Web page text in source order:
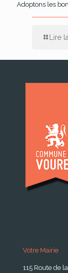
Adoptons les
Lire
Votre Mairie
115 Route de